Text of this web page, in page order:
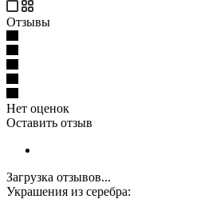
Отзывы
Нет оценок
Оставить отзыв
Загрузка отзывов...
Украшения из серебра: